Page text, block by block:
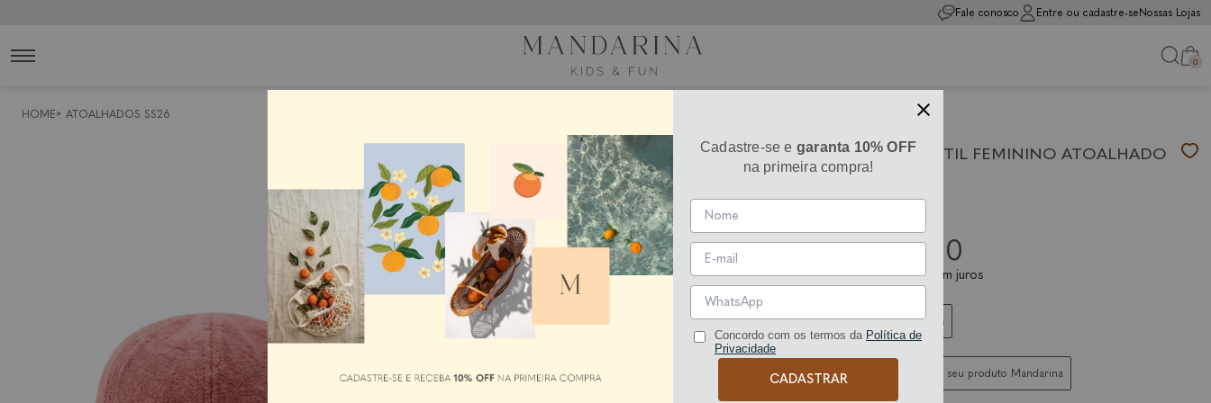
Fale conosco Entre ou cadastre-se Nossas Lojas
0
HOME ATOALHADOS SS26
CHAPÉU INFANTIL FEMININO ATOALHADO
ROSA
Mandarina
R$ 290,00
ou3xdeR$ 96,67sem juros
Tabela de Medidas
Como cuidar do seu produto Mandarina
Tamanho
Cadastre-se e garanta 10% OFF
na primeira compra!
Concordo com os termos da Política de
Privacidade
CADASTRAR